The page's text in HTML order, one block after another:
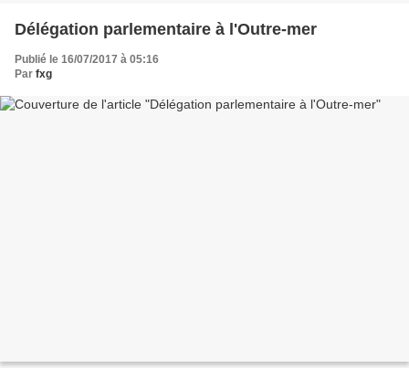
Délégation parlementaire à l'Outre-mer
Publié le 16/07/2017 à 05:16
Par fxg